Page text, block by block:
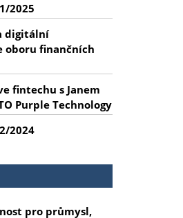
2025
digitální
oboru finančních
fintechu s Janem
Purple Technology
2024
pro průmysl,